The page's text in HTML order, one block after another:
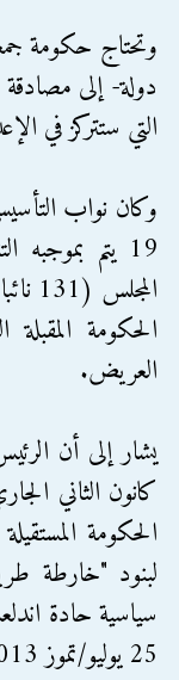
دولة- إلى مصادقة
التي ستتركز في
وكان نواب
19 يتم
الحكومة
العريض.
كانون الثاني
الحكومة
لبنود "خارطة
سياسية حادة
25 يوليو/تموز 2013.